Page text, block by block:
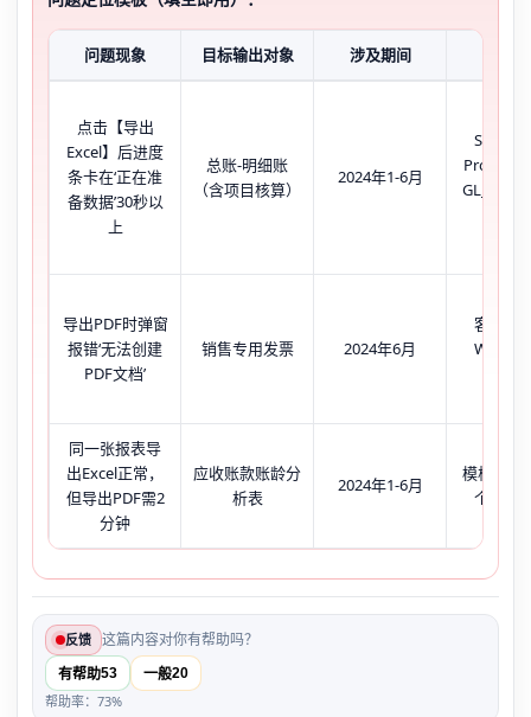
问题现象 目标输出对象 涉及期间
点击【导出
Excel】后进度
条卡在‘正在准
备数据’30秒以
上
总账-明细账
（含项目核算）
2024年1-6月
SQL
Profiler
导出PDF时弹窗
报错‘无法创建
PDF文档’
销售专用发票 2024年6月
客户端
WPS
同一张报表导
出Excel正常，
但导出PDF需2
分钟
应收账款账龄分
析表
2024年1-6月
模板中嵌
个跨表
反馈 这篇内容对你有帮助吗？
有帮助53 一般20
帮助率：73%